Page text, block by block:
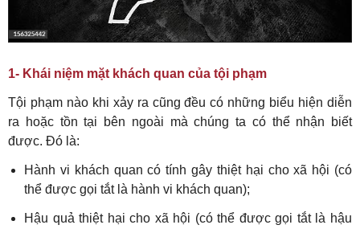
1- Khái niệm mặt khách quan của tội phạm
Tội phạm nào khi xảy ra cũng đều có những biểu hiện diễn
ra hoặc tồn tại bên ngoài mà chúng ta có thể nhận biết
được. Đó là:
Hành vi khách quan có tính gây thiệt hại cho xã hội (có
thể được gọi tắt là hành vi khách quan);
Hậu quả thiệt hại cho xã hội (có thể được gọi tắt là hậu